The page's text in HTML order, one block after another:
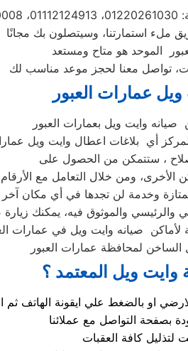
الموحد هو متاح ومستعد
عمارات العبور
وايت ويل بعمارات العبور
أي بلاغات اعطال وايت ويل
، ستتمكن من الحصول على
الأخرى، ومن خلال التعامل مع الأرقام
وخدمة لن تجدها في أي مكان آخر
والرئيسي والموثوق فيه، يمكنك
لأماكن صيانه وايت ويل في عمارات
لمحافظة عمارات العبور
وايت ويل المعتمد ؟
كافة العقبات